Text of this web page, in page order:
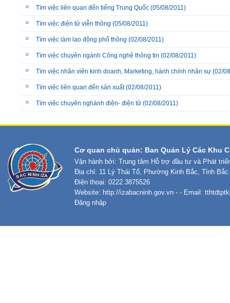
Tìm việc liên quan đến tiếng Trung Quốc (05/08/2011)
Tìm việc điện tử viễn thông (05/08/2011)
Tìm việc làm lao động phổ thông (02/08/2011)
Tìm việc chuyên ngành Công nghệ thông tin (02/08/2011)
Tìm việc nhân viên kinh doanh, Marketing, hành chính nhân sự (02/
Tìm việc liên quan đến sản xuất(02/08/2011)
Tìm việc chuyên nghành điện- điện tử (02/08/2011)
Cơ quan chủ quản: Ban Quản Lý Các Khu
Vận hành bởi: Trung tâm Hỗ trợ đầu tư và Phát
Địa chỉ: 11 Lý Thái Tổ, Phường Kinh Bắc, Tỉnh Bắc
Điện thoại: 0222.3875526
Website: http://izabacninh.gov.vn - - Email:
Đăng nhập